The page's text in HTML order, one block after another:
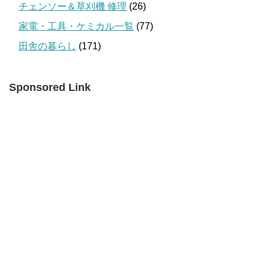
チェンソー＆草刈機 修理 (26)
家電・工具・ケミカル一覧 (77)
田舎の暮らし (171)
Sponsored Link